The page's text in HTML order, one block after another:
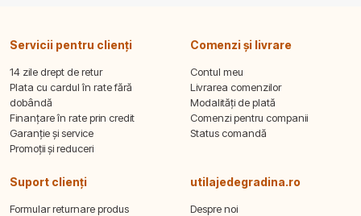
Servicii pentru clienți
14 zile drept de retur
Plata cu cardul în rate fără
dobândă
Finanțare în rate prin credit
Garanție și service
Promoții și reduceri
Comenzi și livrare
Contul meu
Livrarea comenzilor
Modalități de plată
Comenzi pentru companii
Status comandă
Suport clienți
Formular returnare produs
utilajedegradina.ro
Despre noi